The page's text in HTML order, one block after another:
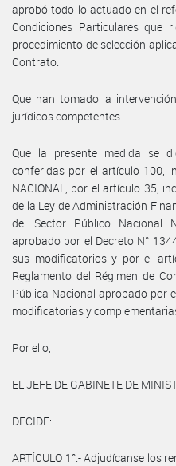
aprobó todo lo actuado en el
Condiciones Particulares que
procedimiento de selección
Contrato.
Que han tomado la
jurídicos competentes.
Que la presente medida se
conferidas por el artículo 100,
NACIONAL, por el artículo 35,
de la Ley de Administración
del Sector Público Nacional
aprobado por el Decreto N°
sus modificatorios y por el
Reglamento del Régimen de
Pública Nacional aprobado por
modificatorias y
Por ello,
EL JEFE DE GABINETE DE
DECIDE:
ARTÍCULO 1°.- Adjudícanse los